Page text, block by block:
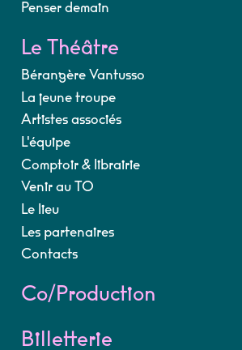
Penser demain
Le Théâtre
Bérangère Vantusso
La jeune troupe
Artistes associés
L'équipe
Comptoir & librairie
Venir au TO
Le lieu
Les partenaires
Contacts
Co/Production
Billetterie